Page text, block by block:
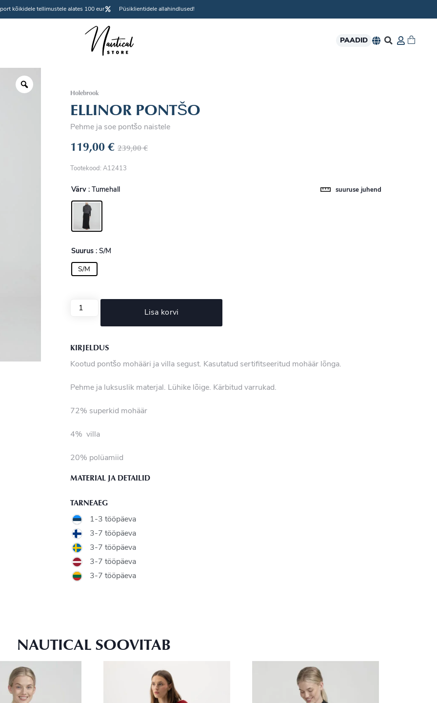
kõikidele tellimustele alates 100 eur Püsiklientidele allahindlused!
PAADID
Holebrook
ELLINOR PONTŠO
Pehme ja soe pontšo naistele
119,00€ 239,00€
Tootekood: A12413
Värv : Tumehall
Suurus : S/M
S/M
suuruse juhend
Lisa korvi
KIRJELDUS
Kootud pontšo mohääri ja villa segust. Kasutatud sertifitseeritud mohäär lõnga.
Pehme ja luksuslik materjal. Lühike lõige. Kärbitud varrukad.
72% superkid mohäär
4% villa
20% polüamiid
MATERIAL JA DETAILID
TARNEAEG
1-3 tööpäeva
3-7 tööpäeva
3-7 tööpäeva
3-7 tööpäeva
3-7 tööpäeva
NAUTICAL SOOVITAB